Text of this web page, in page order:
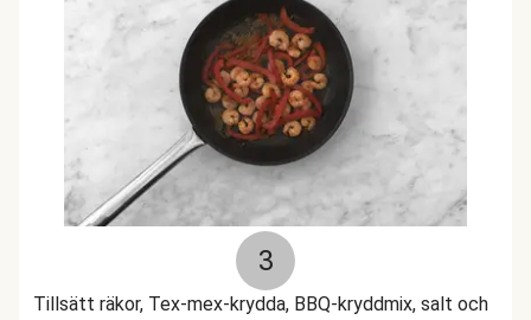
3
Tillsätt räkor, Tex-mex-krydda, BBQ-kryddmix, salt och